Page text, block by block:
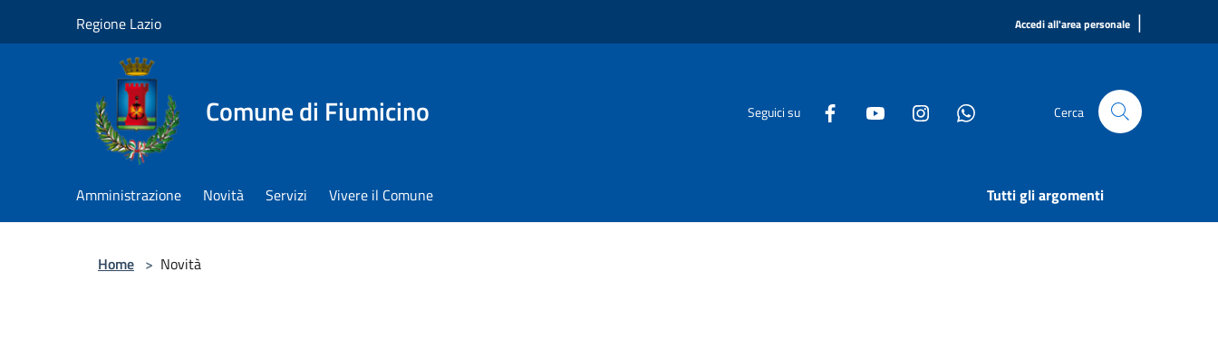
Regione Lazio Accedi all'area personale |
Comune di Fiumicino Seguici su Cerca
Amministrazione Novità Servizi Vivere il Comune Tutti gli argomenti
Home > Novità